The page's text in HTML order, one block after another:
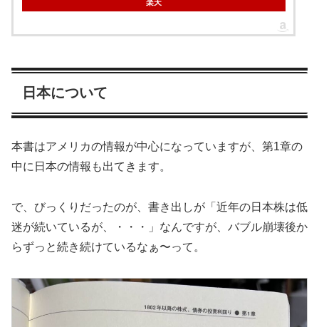
楽天
日本について
本書はアメリカの情報が中心になっていますが、第1章の
中に日本の情報も出てきます。
で、びっくりだったのが、書き出しが「近年の日本株は低
迷が続いているが、・・・」なんですが、バブル崩壊後か
らずっと続き続けているなぁ〜って。